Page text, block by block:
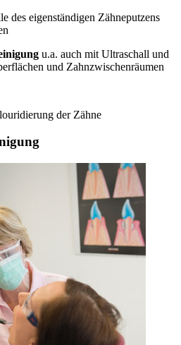
des eigenständigen Zähneputzens
u.a. auch mit Ultraschall und
und Zahnzwischenräumen
der Zähne